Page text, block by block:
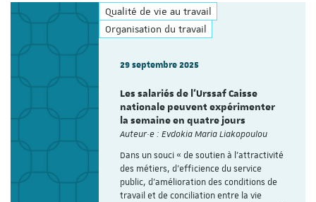
Qualité de vie au travail
Organisation du travail
29 septembre 2025
Les salariés de l’Urssaf Caisse
nationale peuvent expérimenter
la semaine en quatre jours
Auteur·e : Evdokia Maria Liakopoulou
Dans un souci « de soutien à l'attractivité
des métiers, d'efficience du service
public, d'amélioration des conditions de
travail et de conciliation entre la vie